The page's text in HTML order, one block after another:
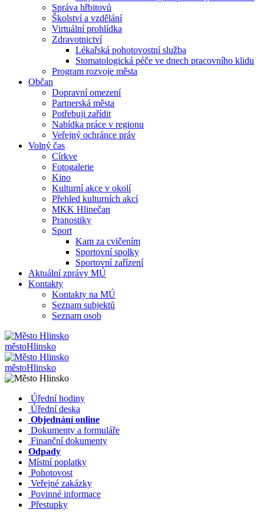
Správa hřbitovů
Školství a vzdělání
Virtuální prohlídka
Zdravotnictví
Lékařská pohotovostní služba
Stomatologická péče ve dnech pracovního klidu
Program rozvoje města
Občan
Dopravní omezení
Partnerská města
Potřebuji zařídit
Nabídka práce v regionu
Veřejný ochránce práv
Volný čas
Církve
Fotogalerie
Kino
Kulturní akce v okolí
Přehled kulturních akcí
MKK Hlinečan
Pranostiky
Sport
Kam za cvičením
Sportovní spolky
Sportovní zařízení
Aktuální zprávy MÚ
Kontakty
Kontakty na MÚ
Seznam subjektů
Seznam osob
městoHlinsko
městoHlinsko
Úřední hodiny
Úřední deska
Objednání online
Dokumenty a formuláře
Finanční dokumenty
Odpady
Místní poplatky
Pohotovost
Veřejné zakázky
Povinné informace
Přestupky